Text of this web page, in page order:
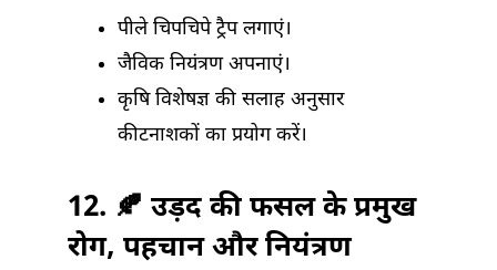
पीले चिपचिपे ट्रैप लगाएं।
जैविक नियंत्रण अपनाएं।
कृषि विशेषज्ञ की सलाह अनुसार
कीटनाशकों का प्रयोग करें।
12. 🍂 उड़द की फसल के प्रमुख
रोग, पहचान और नियंत्रण